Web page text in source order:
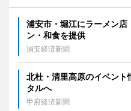
浦安市・堀江にラーメン店
ン・和食を提供
浦安経済新聞
北杜・清里高原のイベン
タルへ
甲府経済新聞